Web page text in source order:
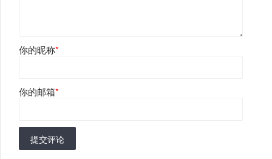
你的昵称*
你的邮箱*
提交评论